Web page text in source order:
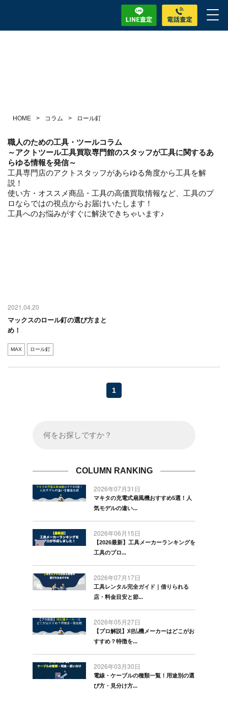
HOME > コラム > ロール釘
職人のための工具・ツールコラム
～アクトツール工具買取専門館のスタッフが工具に関するあ
らゆる情報を発信～
工具専門店のアクトスタッフがあらゆる角度から工具を解
説！
使い方・オススメ商品・工具の高価買取情報など、工具のプ
ロならではの視点からお届けいたします！
工具へのお悩みがすぐに解決できちゃいます♪
2021.04.20
マックスのロール釘の選び方まと
め！
MAX ロール釘
1
COLUMN RANKING
2026年07月31日
マキタの充電式扇風機おすすめ5選！人
気モデルの違い...
2026年06月15日
【2026最新】工具メーカーランキングを
工具のプロ...
2026年07月17日
工具レンタル完全ガイド｜借りられる
店・料金目安と節...
2026年05月27日
【プロ解説】刈払機メーカーはどこがお
すすめ？特徴を...
2026年03月30日
電線・ケーブルの種類一覧！用途別の選
び方・見分け方...